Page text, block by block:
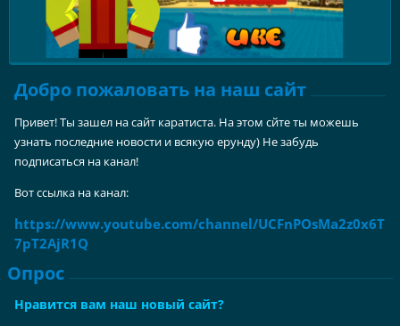
Добро пожаловать на наш сайт
Привет! Ты зашел на сайт каратиста. На этом сйте ты можешь
узнать последние новости и всякую ерунду) Не забудь
подписаться на канал!
Вот ссылка на канал:
https://www.youtube.com/channel/UCFnPOsMa2z0x6T
7pT2AjR1Q
Опрос
Нравится вам наш новый сайт?